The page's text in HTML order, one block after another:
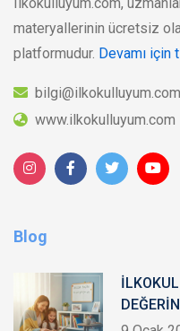
materyallerinin ücretsiz
platformudur. Devamı için
bilgi@ilkokulluyum.com
www.ilkokulluyum.com
Blog